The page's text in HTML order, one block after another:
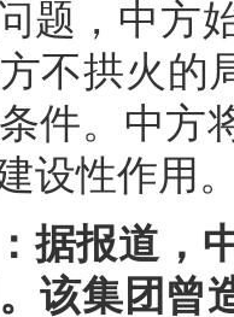
题，中方
不拱火的
件。中方
设性作用
据报道，
该集团曾